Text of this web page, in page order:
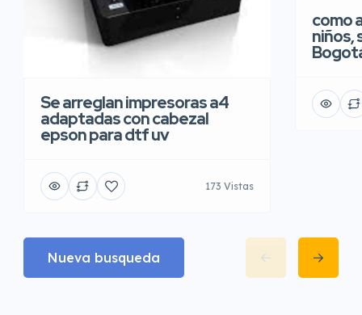
Se arreglan impresoras a4
adaptadas con cabezal
epson para dtf uv
173 Vistas
como
niños,
Nueva busqueda